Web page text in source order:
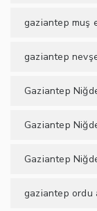
gaziantep muş
gaziantep
Gaziantep
Gaziantep
Gaziantep
gaziantep ordu